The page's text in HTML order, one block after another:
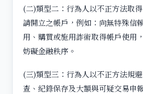
(二)類型二：行為人以不正方法取
請開立之帳戶，例如：向無特殊信
用、購買或施用詐術取得帳戶使用
妨礙金融秩序。
(三)類型三：行為人以不正方法規
查、紀錄保存及大額與可疑交易申